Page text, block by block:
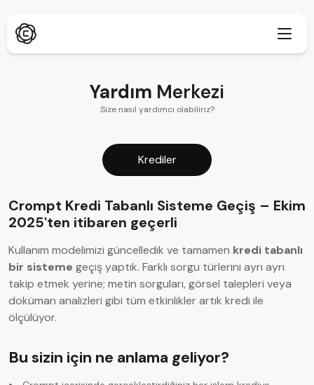
Yeni
Yapay Zeka Görüntü Oluşturucu
AI Görüntü Yükseltici
AI Metin Temizleyici
AI Görüntü Inpaint Yeni
Tarayıcı Uzantısı
Chrome Destekler
Web Uygulaması
Tarayıcıda aç
Mobil Uygulama
iOS ve Android
Yardım Merkezi
Size nasıl yardımcı olabiliriz?
Krediler
Crompt Kredi Tabanlı Sisteme Geçiş – Ekim
2025'ten itibaren geçerli
Kullanım modelimizi güncelledik ve tamamen kredi tabanlı
bir sisteme geçiş yaptık. Farklı sorgu türlerini ayrı ayrı
takip etmek yerine; metin sorguları, görsel talepleri veya
doküman analizleri gibi tüm etkinlikler artık kredi ile
ölçülüyor.
Bu sizin için ne anlama geliyor?